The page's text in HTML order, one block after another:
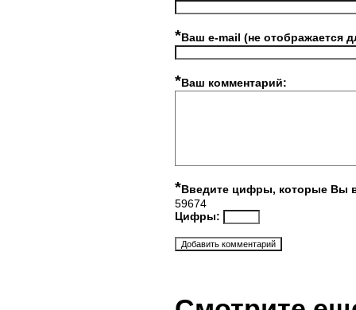
*Ваш e-mail (не отображается
*Ваш комментарий:
*Введите цифры, которые Вы
59674
Цифры: